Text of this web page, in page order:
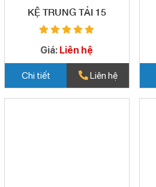
KỆ TRUNG TẢI 15
Giá: Liên hệ
Chi tiết Liên hệ